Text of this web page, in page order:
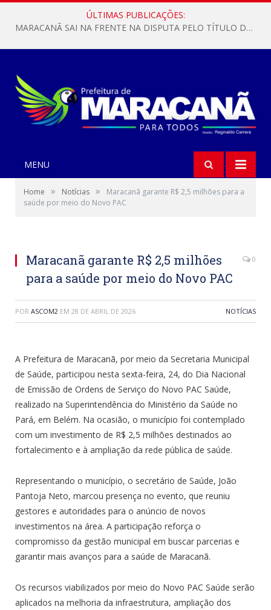
ÚLTIMAS PUBLICAÇÕES:
MARACANÃ SAI NA FRENTE NA DISPUTA PELO TÍTULO DA COPA PARÁ SUB-17!
MENU
Home » Notícias »
Maracanã garante R$ 2,5 milhões para a
saúde por meio do Novo PAC
Maracanã garante R$ 2,5 milhões
para a saúde por meio do Novo PAC
0
POR ASCOM2 EM 28 DE ABRIL DE 2026 NOTÍCIAS
A Prefeitura de Maracanã, por meio da Secretaria Municipal
de Saúde, participou nesta sexta-feira, 24, do Dia Nacional
de Emissão de Ordens de Serviço do Novo PAC Saúde,
realizado na Superintendência do Ministério da Saúde no
Pará, em Belém. Na ocasião, o município foi contemplado
com um investimento de R$ 2,5 milhões destinados ao
fortalecimento e à ampliação da rede pública de saúde.
Representando o município, o secretário de Saúde, João
Pantoja Neto, marcou presença no evento, que reuniu
gestores e autoridades para o anúncio de novos
investimentos na área. A participação reforça o
compromisso da gestão municipal em buscar parcerias e
garantir mais avanços para a saúde de Maracanã.
Os recursos viabilizados por meio do Novo PAC Saúde serão
aplicados na melhoria da infraestrutura, ampliação dos